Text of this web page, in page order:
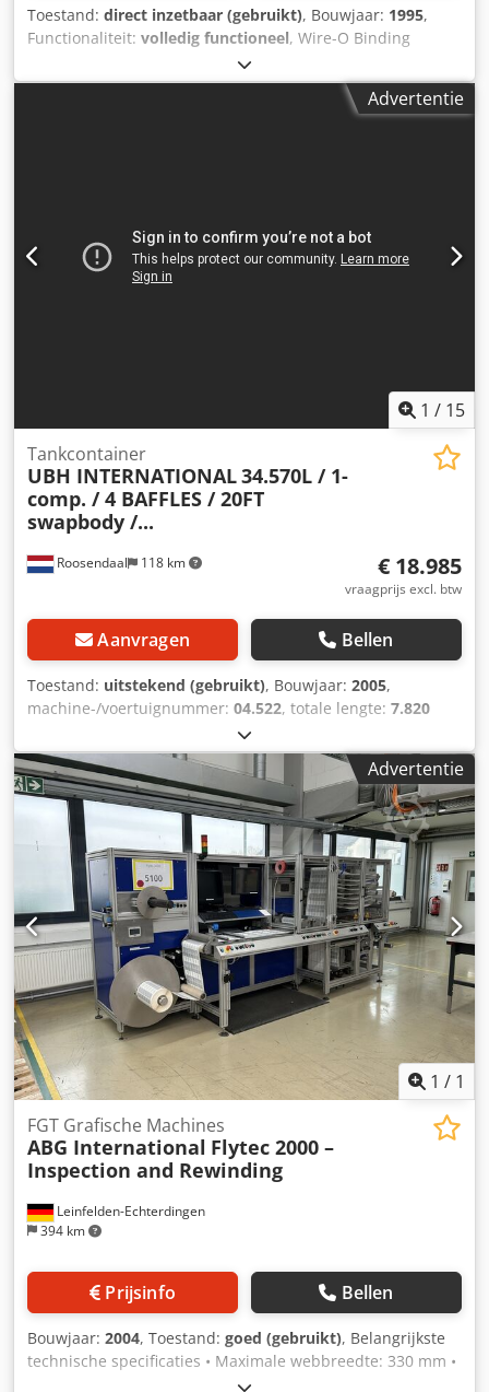
Toestand: direct inzetbaar (gebruikt), Bouwjaar: 1995,
Functionaliteit: volledig functioneel, Wire-O Binding
automatische papierperforeermachine voor A4 & A5 vellen.
Maximaal velformaat 360mm x 330mm Minimaal
velformaat 138mm x 138mm Papiervoorraad 50gsm tot
Advertentie
1 / 15
Roosendaal 118 km
Tankcontainer
UBH INTERNATIONAL34.570L / 1-
comp. / 4 BAFFLES / 20FT
swapbody /...
€ 18.985
vraagprijs excl. btw
Aanvragen Bellen
Toestand: uitstekend (gebruikt), Bouwjaar: 2005,
machine-/voertuignummer: 04.522, totale lengte: 7.820
2.550 mm
2005 UBH INTERNATIONAL 20FT SWAP BODY tankcontainer
34.570L / 1 compartiment / 4 schotten, 5 deksels UN
PORTABLE T11 EMKD stoomverwarming bodemlossing
17441 1.4401 geldig 5-jarig + CSC keuring tot 04-2028 =
Verdere informatie = Algemene informatie Bouwjaar: juli
2005 Modeljaar: 2005 Geschikt materiaal: Chemicaliën
Chjdpezdkyasfx Al Sja Gewichten Leeggewicht: 4.475 kg
Laadvermogen: 31.525 kg GVW: 36.000 kg Functioneel
Inhoud laadruimte: 25.000 l Opbouw merk: CIMC 2016,
20FT, 25.000L, L4BN, UN Portable, T11, stoomverwarming,
bodemlossing, 5Y: 10/2022 Aantal compartimenten: 1 Staat
Technische staat: zeer goed Optische staat: goed Verdere
informatie Neem contact op met Arne Honingh voor meer
informatie.
Advertentie
1 / 1
Leinfelden-Echterdingen
394 km
FGT Grafische Machines
ABG International Flytec 2000 –
Inspection and Rewinding
Prijsinfo Bellen
Bouwjaar: 2004, Toestand: goed (gebruikt), Belangrijkste
technische specificaties • Maximale webbreedte: 330 mm •
Maximale bandsnelheid: 200 m/min • Maximale